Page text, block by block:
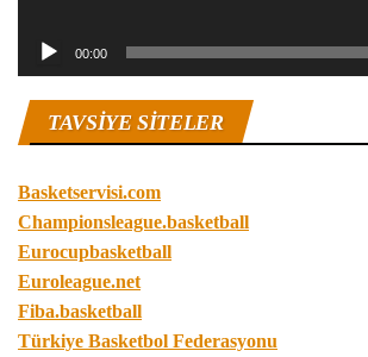
00:00
TAVSIYE SITELER
Basketservisi.com
Championsleague.basketball
Eurocupbasketball
Euroleague.net
Fiba.basketball
Türkiye Basketbol Federasyonu